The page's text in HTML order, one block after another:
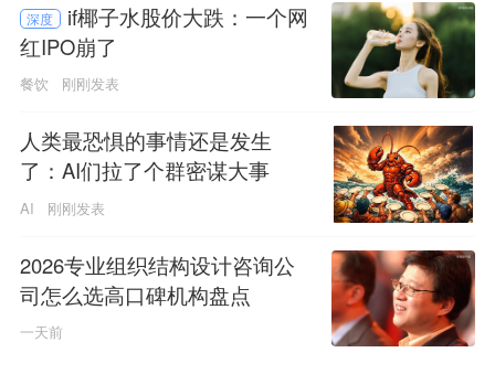
深度
if椰子水股价大跌：一个网
红IPO崩了
餐饮 刚刚发表
人类最恐惧的事情还是发生
了：AI们拉了个群密谋大事
AI 刚刚发表
2026专业组织结构设计咨询公
司怎么选高口碑机构盘点
一天前